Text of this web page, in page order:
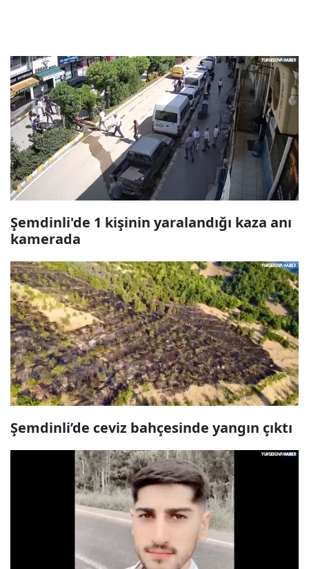
Şemdinli'de 1 kişinin yaralandığı kaza anı
kamerada
Şemdinli’de ceviz bahçesinde yangın çıktı